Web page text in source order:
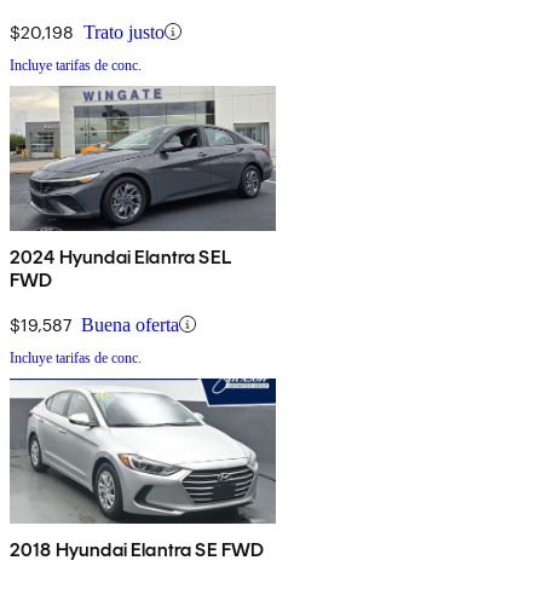
$20,198 Trato justo
Incluye tarifas de conc.
2024 Hyundai Elantra SEL
FWD
$19,587 Buena oferta
Incluye tarifas de conc.
2018 Hyundai Elantra SE FWD